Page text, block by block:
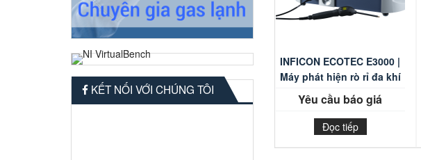
KẾT NỐI VỚI CHÚNG TÔI
INFICON ECOTEC E3000 |
Máy phát hiện rò rỉ đa khí
Yêu cầu báo giá
Đọc tiếp